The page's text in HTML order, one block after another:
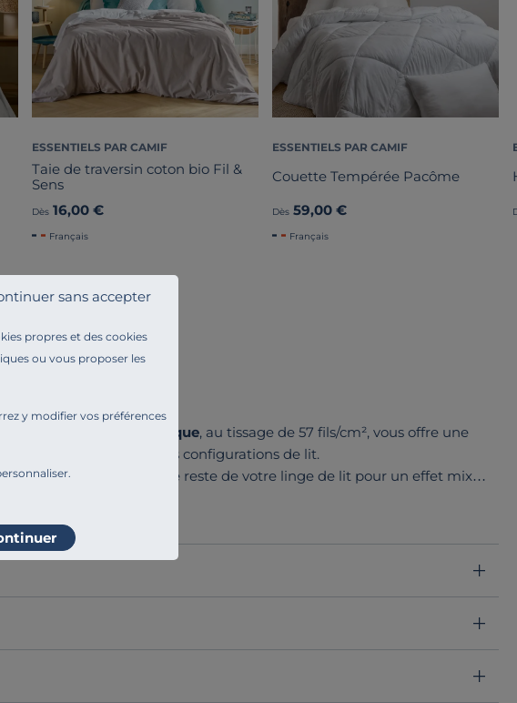
propres et des cookies
ou vous proposer les
y modifier vos préférences
sans accepter
ESSENTIELS PAR CAMIF
Taie de traversin coton bio Fil &
Sens
Dès 16,00 €
Français
ESSENTIELS PAR CAMIF
Couette Tempérée Pacôme
Dès 59,00 €
Français
lit ?
de l’agriculture biologique, au tissage de 57 fils/cm², vous offre une
pour s’adapter à toutes les configurations de lit.
facilement avec le reste de votre linge de lit pour un effet mix
vous des nuits au style immuable.